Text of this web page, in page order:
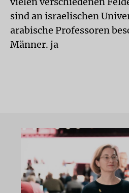
sind an israelischen
arabische Professoren
Männer. ja